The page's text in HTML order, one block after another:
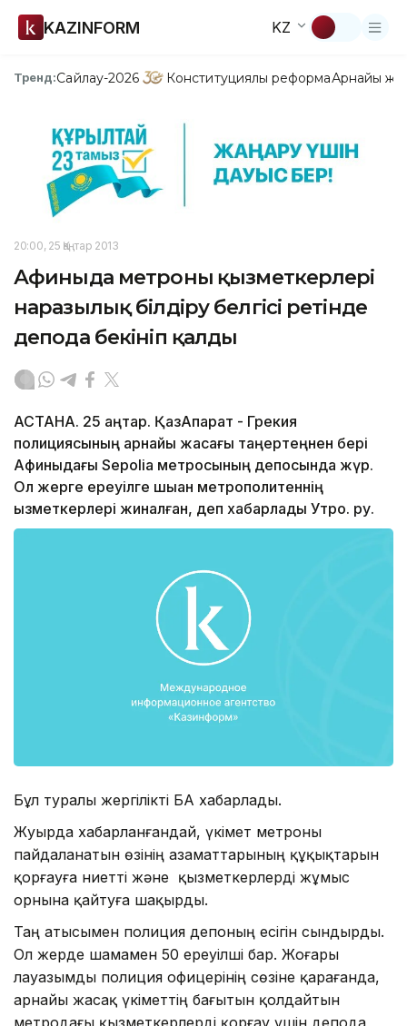
KAZINFORM KZ
Тренд:Сайлау-2026 Конституциялық реформаАрнайы
20:00, 25 Қаңтар 2013
Афиныда метроның қызметкерлері
наразылық білдіру белгісі ретінде
депода бекініп қалды
АСТАНА. 25 қаңтар. ҚазАқпарат - Грекия
полициясының арнайы жасағы таңертеңнен бері
Афиныдағы Sepolia метросының депосында жүр.
Ол жерге ереуілге шыққан метрополитеннің
қызметкерлері жиналған, деп хабарлады Утро. ру.
Бұл туралы жергілікті БАҚ хабарлады.
Жуырда хабарланғандай, үкімет метроны
пайдаланатын өзінің азаматтарының құқықтарын
қорғауға ниетті және қызметкерлерді жұмыс
орнына қайтуға шақырды.
Таң атысымен полиция депоның есігін сындырды.
Ол жерде шамамен 50 ереуілші бар. Жоғары
лауазымды полиция офицерінің сөзіне қарағанда,
арнайы жасақ үкіметтің бағытын қолдайтын
метродағы қызметкерлерді қорғау үшін депода